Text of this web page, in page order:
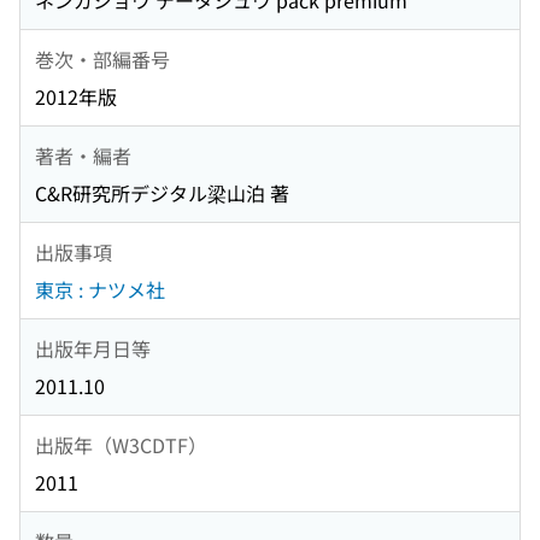
巻次・部編番号
2012年版
著者・編者
C&R研究所デジタル梁山泊 著
出版事項
東京 : ナツメ社
出版年月日等
2011.10
出版年（W3CDTF）
2011